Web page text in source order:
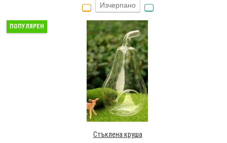
Изчерпано
ПОПУЛЯРЕН
Стъклена круша